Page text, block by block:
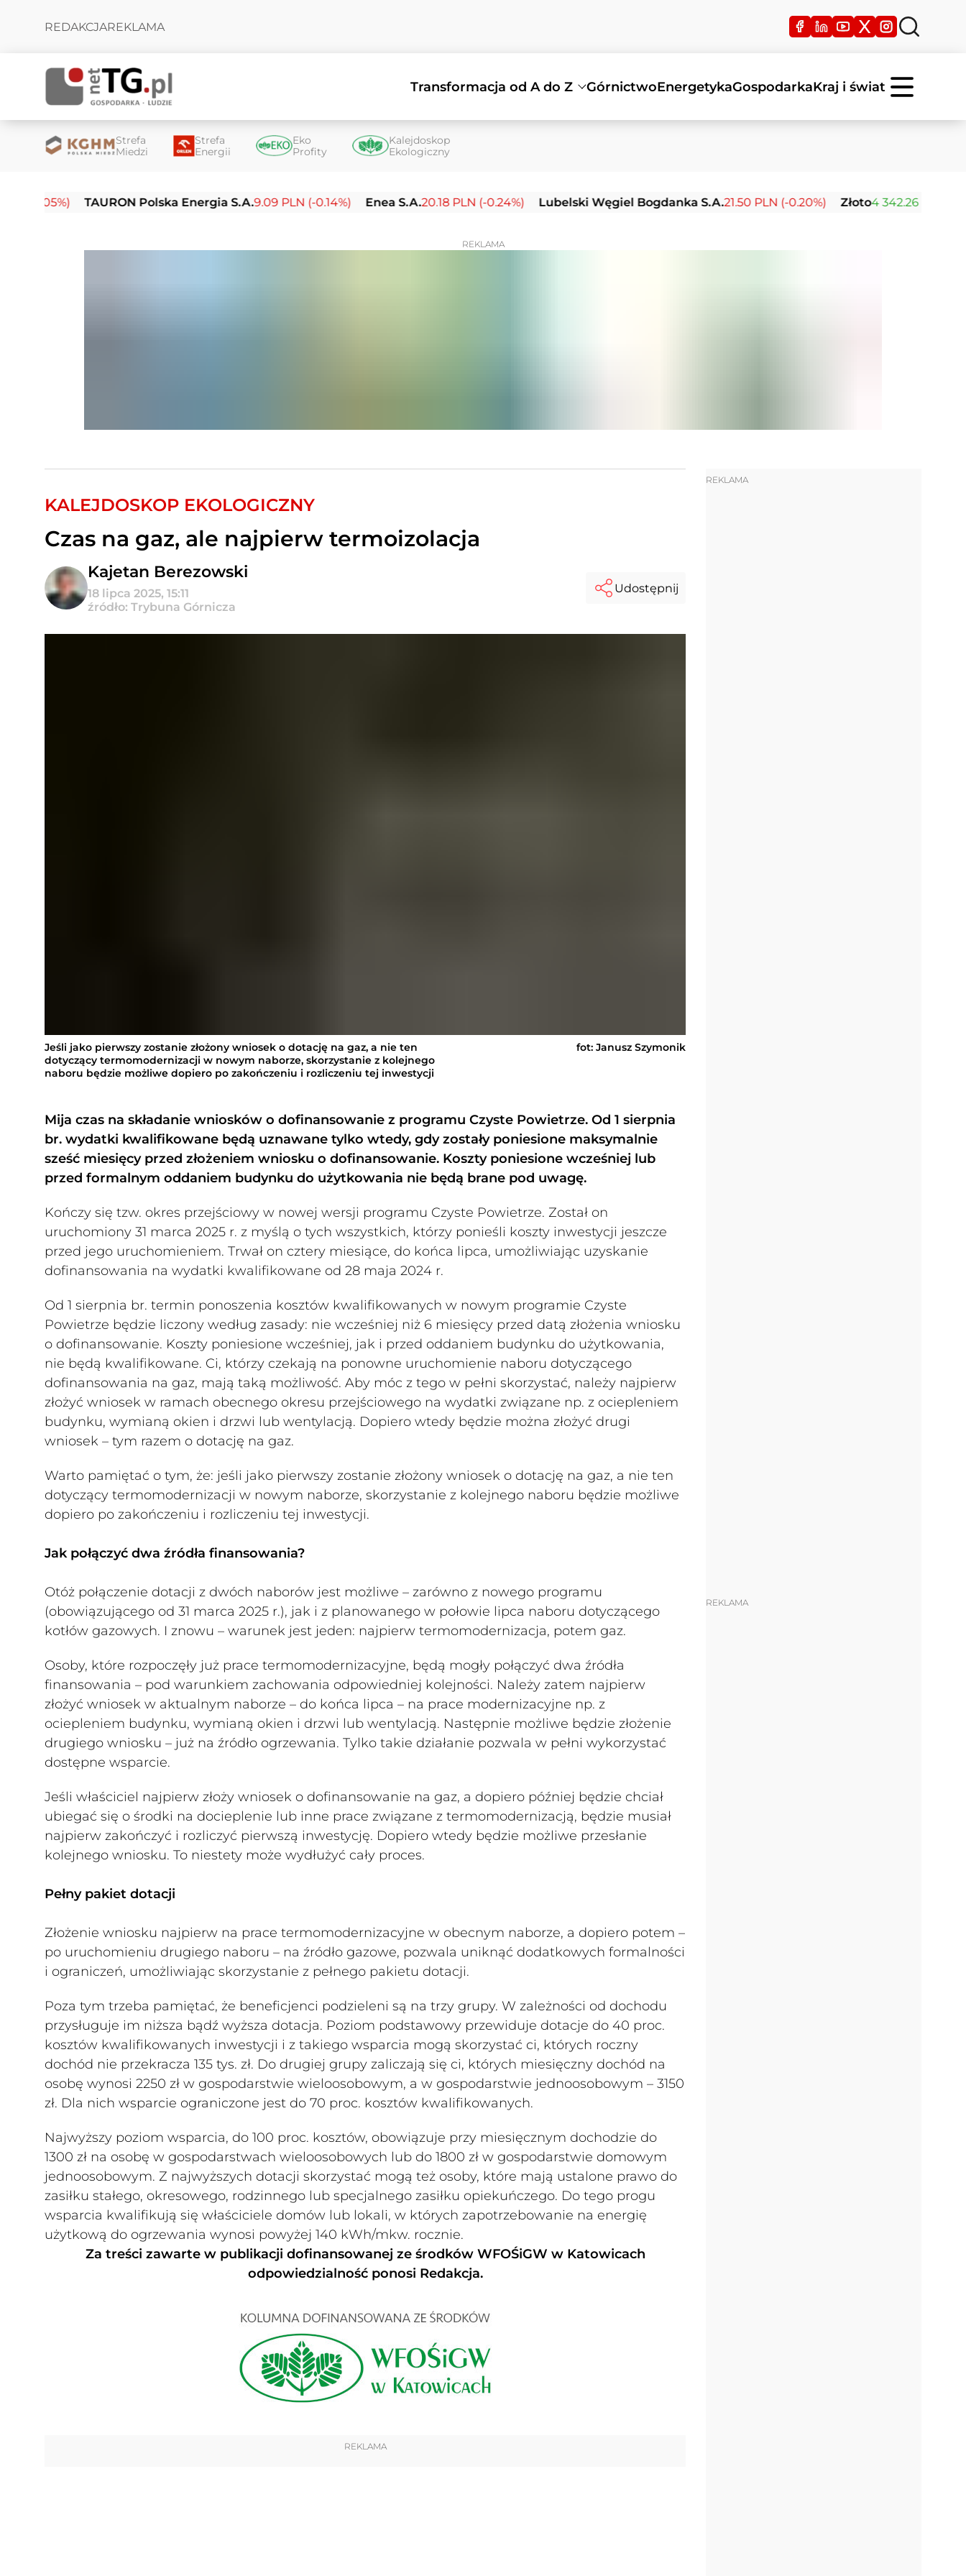
REDAKCJAREKLAMA
Transformacja od A do Z GórnictwoEnergetykaGospodarkaKraj i świat
Strefa
Miedzi
Strefa
Energii
Eko
Profity
Kalejdoskop
Ekologiczny
TAURON Polska Energia S.A.9.09 PLN (-0.14%) Enea S.A.20.18 PLN (-0.24%) Lubelski Węgiel Bogdanka S.A.21.50 PLN (-0.20%) Złoto 4 342.26 USD (0.00%)
REKLAMA
KALEJDOSKOP EKOLOGICZNY
Czas na gaz, ale najpierw termoizolacja
Kajetan Berezowski
18 lipca 2025, 15:11
źródło: Trybuna Górnicza
Udostępnij
Jeśli jako pierwszy zostanie złożony wniosek o dotację na gaz, a nie ten
dotyczący termomodernizacji w nowym naborze, skorzystanie z kolejnego
naboru będzie możliwe dopiero po zakończeniu i rozliczeniu tej inwestycji
fot: Janusz Szymonik
Mija czas na składanie wniosków o dofinansowanie z programu Czyste Powietrze. Od 1 sierpnia
br. wydatki kwalifikowane będą uznawane tylko wtedy, gdy zostały poniesione maksymalnie
sześć miesięcy przed złożeniem wniosku o dofinansowanie. Koszty poniesione wcześniej lub
przed formalnym oddaniem budynku do użytkowania nie będą brane pod uwagę.
Kończy się tzw. okres przejściowy w nowej wersji programu Czyste Powietrze. Został on
uruchomiony 31 marca 2025 r. z myślą o tych wszystkich, którzy ponieśli koszty inwestycji jeszcze
przed jego uruchomieniem. Trwał on cztery miesiące, do końca lipca, umożliwiając uzyskanie
dofinansowania na wydatki kwalifikowane od 28 maja 2024 r.
Od 1 sierpnia br. termin ponoszenia kosztów kwalifikowanych w nowym programie Czyste
Powietrze będzie liczony według zasady: nie wcześniej niż 6 miesięcy przed datą złożenia wniosku
o dofinansowanie. Koszty poniesione wcześniej, jak i przed oddaniem budynku do użytkowania,
nie będą kwalifikowane. Ci, którzy czekają na ponowne uruchomienie naboru dotyczącego
dofinansowania na gaz, mają taką możliwość. Aby móc z tego w pełni skorzystać, należy najpierw
złożyć wniosek w ramach obecnego okresu przejściowego na wydatki związane np. z ociepleniem
budynku, wymianą okien i drzwi lub wentylacją. Dopiero wtedy będzie można złożyć drugi
wniosek – tym razem o dotację na gaz.
Warto pamiętać o tym, że: jeśli jako pierwszy zostanie złożony wniosek o dotację na gaz, a nie ten
dotyczący termomodernizacji w nowym naborze, skorzystanie z kolejnego naboru będzie możliwe
dopiero po zakończeniu i rozliczeniu tej inwestycji.
Jak połączyć dwa źródła finansowania?
Otóż połączenie dotacji z dwóch naborów jest możliwe – zarówno z nowego programu
(obowiązującego od 31 marca 2025 r.), jak i z planowanego w połowie lipca naboru dotyczącego
kotłów gazowych. I znowu – warunek jest jeden: najpierw termomodernizacja, potem gaz.
Osoby, które rozpoczęły już prace termomodernizacyjne, będą mogły połączyć dwa źródła
finansowania – pod warunkiem zachowania odpowiedniej kolejności. Należy zatem najpierw
złożyć wniosek w aktualnym naborze – do końca lipca – na prace modernizacyjne np. z
ociepleniem budynku, wymianą okien i drzwi lub wentylacją. Następnie możliwe będzie złożenie
drugiego wniosku – już na źródło ogrzewania. Tylko takie działanie pozwala w pełni wykorzystać
dostępne wsparcie.
Jeśli właściciel najpierw złoży wniosek o dofinansowanie na gaz, a dopiero później będzie chciał
ubiegać się o środki na docieplenie lub inne prace związane z termomodernizacją, będzie musiał
najpierw zakończyć i rozliczyć pierwszą inwestycję. Dopiero wtedy będzie możliwe przesłanie
kolejnego wniosku. To niestety może wydłużyć cały proces.
Pełny pakiet dotacji
Złożenie wniosku najpierw na prace termomodernizacyjne w obecnym naborze, a dopiero potem –
po uruchomieniu drugiego naboru – na źródło gazowe, pozwala uniknąć dodatkowych formalności
i ograniczeń, umożliwiając skorzystanie z pełnego pakietu dotacji.
Poza tym trzeba pamiętać, że beneficjenci podzieleni są na trzy grupy. W zależności od dochodu
przysługuje im niższa bądź wyższa dotacja. Poziom podstawowy przewiduje dotacje do 40 proc.
kosztów kwalifikowanych inwestycji i z takiego wsparcia mogą skorzystać ci, których roczny
dochód nie przekracza 135 tys. zł. Do drugiej grupy zaliczają się ci, których miesięczny dochód na
osobę wynosi 2250 zł w gospodarstwie wieloosobowym, a w gospodarstwie jednoosobowym – 3150
zł. Dla nich wsparcie ograniczone jest do 70 proc. kosztów kwalifikowanych.
Najwyższy poziom wsparcia, do 100 proc. kosztów, obowiązuje przy miesięcznym dochodzie do
1300 zł na osobę w gospodarstwach wieloosobowych lub do 1800 zł w gospodarstwie domowym
jednoosobowym. Z najwyższych dotacji skorzystać mogą też osoby, które mają ustalone prawo do
zasiłku stałego, okresowego, rodzinnego lub specjalnego zasiłku opiekuńczego. Do tego progu
wsparcia kwalifikują się właściciele domów lub lokali, w których zapotrzebowanie na energię
użytkową do ogrzewania wynosi powyżej 140 kWh/mkw. rocznie.
Za treści zawarte w publikacji dofinansowanej ze środków WFOŚiGW w Katowicach
odpowiedzialność ponosi Redakcja.
REKLAMA
REKLAMA
REKLAMA